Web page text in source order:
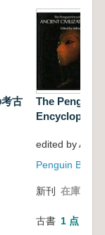
古
The Penguin
Encyclopedia
Civilizations
Penguin Books
新刊 在庫なし
古書 1 点